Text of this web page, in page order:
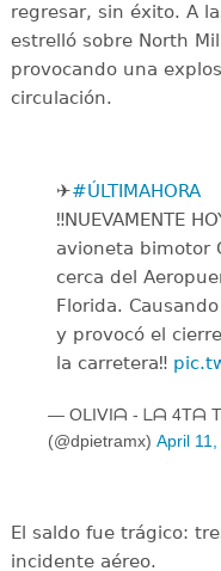
regresar, sin éxito. A
estrelló sobre North
provocando una
circulación.
✈️#ÚLTIMAHORA
‼️NUEVAMENTE
avioneta bimotor
cerca del
Florida.
y provocó el
la carretera‼️
— OᒪIᐯIᗩ - ᒪᗩ 4Tᗩ
(@dpietramx) April
El saldo fue trágico:
incidente aéreo.